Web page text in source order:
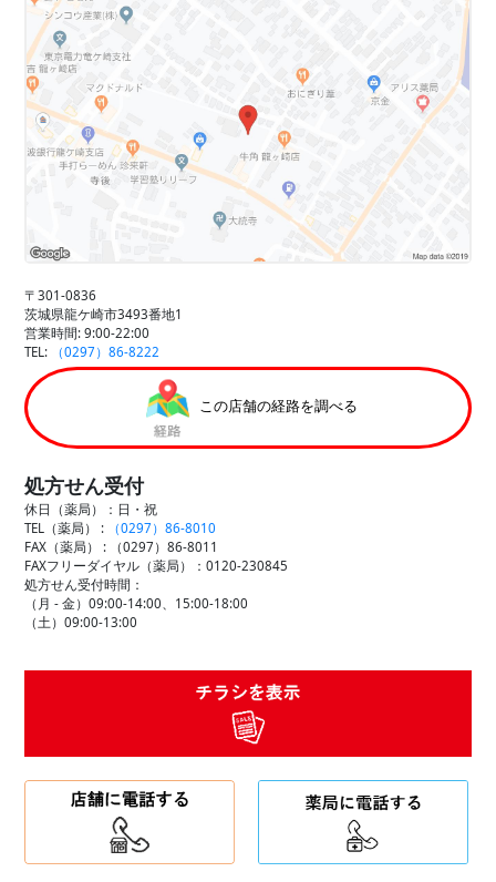
〒301-0836
茨城県龍ケ崎市3493番地1
営業時間: 9:00-22:00
TEL:
（0297）86-8222
この店舗の経路を調べる
処方せん受付
休日（薬局）：日・祝
TEL（薬局） :
（0297）86-8010
FAX（薬局） :
（0297）86-8011
FAXフリーダイヤル（薬局）：0120-230845
処方せん受付時間：
（月 - 金）09:00-14:00、15:00-18:00
（土）09:00-13:00